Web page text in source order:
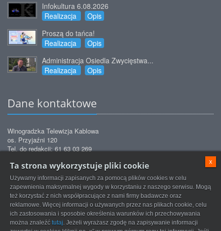
Infokultura 6.08.2026
Realizacja
Opis
Proszą do tańca!
Realizacja
Opis
Administracja Osiedla Zwycięstwa...
Realizacja
Opis
Dane kontaktowe
Winogradzka Telewizja Kablowa
os. Przyjaźni 120
Tel. do redakcji: 61 63 03 269
Tel. do biura obsługi: 61 63 03 272
Tel. do serwisu: 61 63 03 872
Email:redakcja@tvkwinogrady.pl
Ta strona wykorzystuje pliki cookie
Używamy informacji zapisanych za pomocą plików cookies w celu
zapewnienia maksymalnej wygody w korzystaniu z naszego serwisu. Mogą
też korzystać z nich współpracujące z nami firmy badawcze oraz
reklamowe. Więcej informacji o używanych przez nas plikach cookie, celu
ich zastosowania i sposobie określenia warunków ich przechowywania
można znaleźć tutaj. Jeżeli wyrażasz zgodę na zapisywanie informacji
x